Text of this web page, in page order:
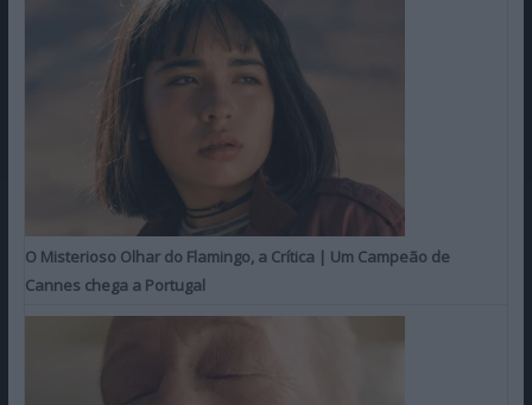
O Misterioso Olhar do Flamingo, a Crítica | Um Campeão de
Cannes chega a Portugal